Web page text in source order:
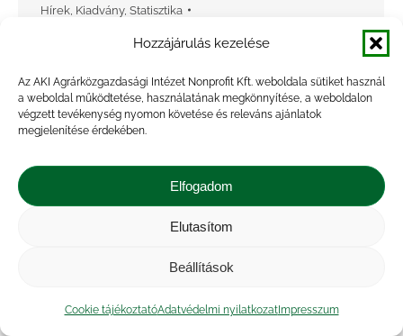
Hozzájárulás kezelése
Az AKI Agrárközgazdasági Intézet Nonprofit Kft. weboldala sütiket használ
a weboldal működtetése, használatának megkönnyítése, a weboldalon
végzett tevékenység nyomon követése és releváns ajánlatok
megjelenítése érdekében.
Elfogadom
Elutasítom
Beállítások
Cookie tájékoztatóAdatvédelmi nyilatkozatImpresszum
Hírek Kiadvány, Statisztika
forint volt a mezőgazdasági beruházások
teljesítményértéke 2024-ben. Az 1237-es
mezőgazdasági beruházások jelentés
beérkezett adatai alapján a beruházások
megoszlása a következőképpen alakult: a